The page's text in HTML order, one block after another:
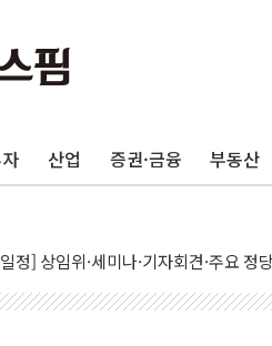
산업 증권·금융 부동산
·금리 부담에 하락…다우 5거래일 랠
르무즈 해협 재개방 합의 막바지.."
부동산 정책 점검 2차 회의…주택 공
정] 8월 7일(금)
라엘 선박 호르무즈 통항 제한 추진…
한 실적 소화하며 대부분 상승… "2